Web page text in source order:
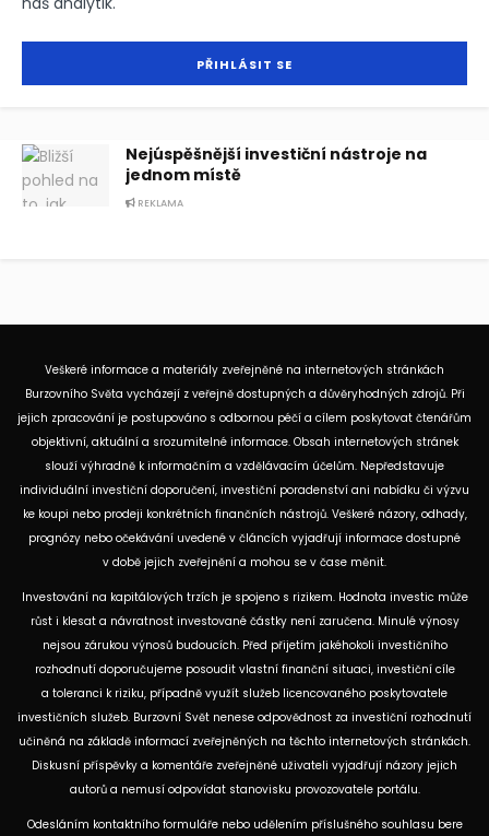
Nejúspěšnější investiční nástroje na
jednom místě
REKLAMA
Veškeré informace a materiály zveřejněné na internetových stránkách
Burzovního Světa vycházejí z veřejně dostupných a důvěryhodných zdrojů. Při
jejich zpracování je postupováno s odbornou péčí a cílem poskytovat čtenářům
objektivní, aktuální a srozumitelné informace. Obsah internetových stránek
slouží výhradně k informačním a vzdělávacím účelům. Nepředstavuje
individuální investiční doporučení, investiční poradenství ani nabídku či výzvu
ke koupi nebo prodeji konkrétních finančních nástrojů. Veškeré názory, odhady,
prognózy nebo očekávání uvedené v článcích vyjadřují informace dostupné
v době jejich zveřejnění a mohou se v čase měnit.
Investování na kapitálových trzích je spojeno s rizikem. Hodnota investic může
růst i klesat a návratnost investované částky není zaručena. Minulé výnosy
nejsou zárukou výnosů budoucích. Před přijetím jakéhokoli investičního
rozhodnutí doporučujeme posoudit vlastní finanční situaci, investiční cíle
a toleranci k riziku, případně využít služeb licencovaného poskytovatele
investičních služeb. Burzovní Svět nenese odpovědnost za investiční rozhodnutí
učiněná na základě informací zveřejněných na těchto internetových stránkách.
Diskusní příspěvky a komentáře zveřejněné uživateli vyjadřují názory jejich
autorů a nemusí odpovídat stanovisku provozovatele portálu.
Odesláním kontaktního formuláře nebo udělením příslušného souhlasu bere